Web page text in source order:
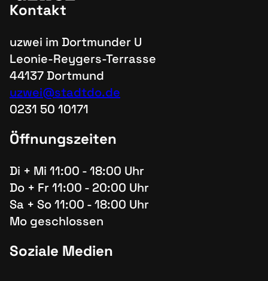
Kontakt
uzwei im Dortmunder U
Leonie-Reygers-Terrasse
44137 Dortmund
uzwei@stadtdo.de
0231 50 10171
Öffnungszeiten
Di + Mi 11:00 - 18:00 Uhr
Do + Fr 11:00 - 20:00 Uhr
Sa + So 11:00 - 18:00 Uhr
Mo geschlossen
Soziale Medien